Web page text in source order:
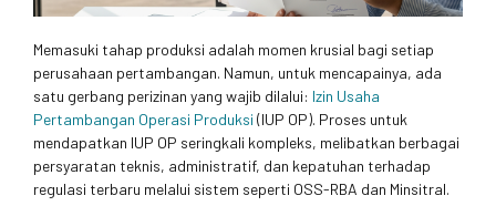
Memasuki tahap produksi adalah momen krusial bagi setiap
perusahaan pertambangan. Namun, untuk mencapainya, ada
satu gerbang perizinan yang wajib dilalui: Izin Usaha
Pertambangan Operasi Produksi (IUP OP). Proses untuk
mendapatkan IUP OP seringkali kompleks, melibatkan berbagai
persyaratan teknis, administratif, dan kepatuhan terhadap
regulasi terbaru melalui sistem seperti OSS-RBA dan Minsitral.